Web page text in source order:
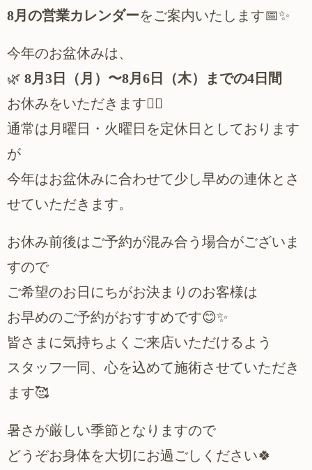
8月の営業カレンダーをご案内いたします📅✨
今年のお盆休みは、
🌿 8月3日（月）〜8月6日（木）までの4日間
お休みをいただきます🙇‍♀️
通常は月曜日・火曜日を定休日としております
が
今年はお盆休みに合わせて少し早めの連休とさ
せていただきます。
お休み前後はご予約が混み合う場合がございま
すので
ご希望のお日にちがお決まりのお客様は
お早めのご予約がおすすめです😊✨
皆さまに気持ちよくご来店いただけるよう
スタッフ一同、心を込めて施術させていただき
ます🥰
暑さが厳しい季節となりますので
どうぞお身体を大切にお過ごしください🍀